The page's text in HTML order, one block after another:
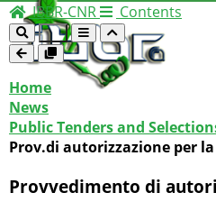
IBBR-CNR Contents
Home
News
Public Tenders and
Prov.di autorizzazione per
Provvedimento di